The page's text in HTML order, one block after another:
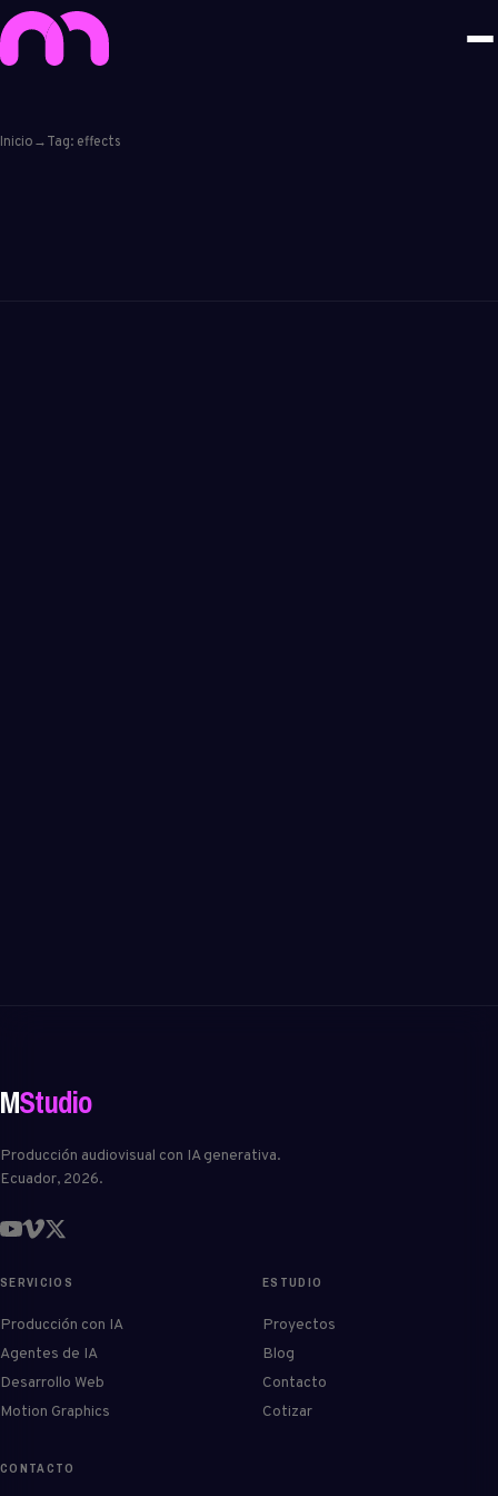
Inicio→Tag: effects
MStudio
Producción audiovisual con IA generativa.
Ecuador, 2026.
SERVICIOS
Producción con IA
Agentes de IA
Desarrollo Web
Motion Graphics
ESTUDIO
Proyectos
Blog
Contacto
Cotizar
CONTACTO